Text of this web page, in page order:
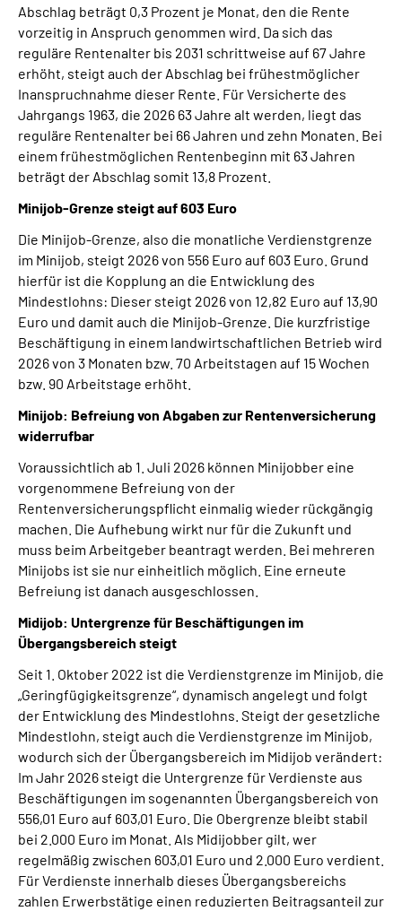
Abschlag beträgt 0,3 Prozent je Monat, den die Rente
vorzeitig in Anspruch genommen wird. Da sich das
reguläre Rentenalter bis 2031 schrittweise auf 67 Jahre
erhöht, steigt auch der Abschlag bei frühestmöglicher
Inanspruchnahme dieser Rente. Für Versicherte des
Jahrgangs 1963, die 2026 63 Jahre alt werden, liegt das
reguläre Rentenalter bei 66 Jahren und zehn Monaten. Bei
einem frühestmöglichen Rentenbeginn mit 63 Jahren
beträgt der Abschlag somit 13,8 Prozent.
Minijob-Grenze steigt auf 603 Euro
Die Minijob-Grenze, also die monatliche Verdienstgrenze
im Minijob, steigt 2026 von 556 Euro auf 603 Euro. Grund
hierfür ist die Kopplung an die Entwicklung des
Mindestlohns: Dieser steigt 2026 von 12,82 Euro auf 13,90
Euro und damit auch die Minijob-Grenze. Die kurzfristige
Beschäftigung in einem landwirtschaftlichen Betrieb wird
2026 von 3 Monaten bzw. 70 Arbeitstagen auf 15 Wochen
bzw. 90 Arbeitstage erhöht.
Minijob: Befreiung von Abgaben zur Rentenversicherung
widerrufbar
Voraussichtlich ab 1. Juli 2026 können Minijobber eine
vorgenommene Befreiung von der
Rentenversicherungspflicht einmalig wieder rückgängig
machen. Die Aufhebung wirkt nur für die Zukunft und
muss beim Arbeitgeber beantragt werden. Bei mehreren
Minijobs ist sie nur einheitlich möglich. Eine erneute
Befreiung ist danach ausgeschlossen.
Midijob: Untergrenze für Beschäftigungen im
Übergangsbereich steigt
Seit 1. Oktober 2022 ist die Verdienstgrenze im Minijob, die
„Geringfügigkeitsgrenze“, dynamisch angelegt und folgt
der Entwicklung des Mindestlohns. Steigt der gesetzliche
Mindestlohn, steigt auch die Verdienstgrenze im Minijob,
wodurch sich der Übergangsbereich im Midijob verändert:
Im Jahr 2026 steigt die Untergrenze für Verdienste aus
Beschäftigungen im sogenannten Übergangsbereich von
556,01 Euro auf 603,01 Euro. Die Obergrenze bleibt stabil
bei 2.000 Euro im Monat. Als Midijobber gilt, wer
regelmäßig zwischen 603,01 Euro und 2.000 Euro verdient.
Für Verdienste innerhalb dieses Übergangsbereichs
zahlen Erwerbstätige einen reduzierten Beitragsanteil zur